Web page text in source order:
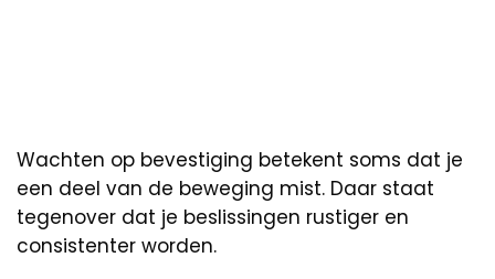
Wachten op bevestiging betekent soms dat je
een deel van de beweging mist. Daar staat
tegenover dat je beslissingen rustiger en
consistenter worden.